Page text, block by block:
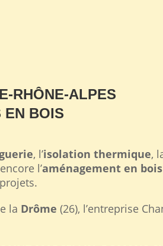
RHÔNE-ALPES
EN BOIS
, l’isolation thermique,
l’aménagement en bois
la Drôme (26), l’entreprise